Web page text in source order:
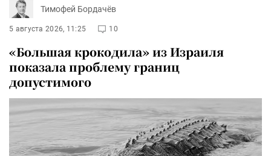
Тимофей Бордачёв
5 августа 2026, 11:25 10
«Большая крокодила» из Израиля
показала проблему границ
допустимого